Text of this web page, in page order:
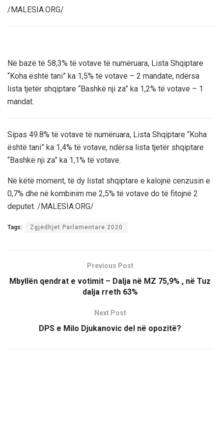
/MALESIA.ORG/
Në bazë të 58,3% të votave të numëruara, Lista Shqiptare
“Koha është tani” ka 1,5% të votave – 2 mandate, ndërsa
lista tjetër shqiptare “Bashkë nji za” ka 1,2% të votave – 1
mandat.
Sipas 49.8% të votave të numëruara, Lista Shqiptare “Koha
është tani” ka 1,4% të votave, ndërsa lista tjetër shqiptare
“Bashkë nji za” ka 1,1% të votave.
Në këtë moment, të dy listat shqiptare e kalojnë cenzusin e
0,7% dhe në kombinim me 2,5% të votave do të fitojnë 2
deputet. /MALESIA.ORG/
Tags: Zgjedhjet Parlamentare 2020
Previous Post
Mbyllën qendrat e votimit – Dalja në MZ 75,9% , në Tuz
dalja rreth 63%
Next Post
DPS e Milo Djukanovic del në opozitë?